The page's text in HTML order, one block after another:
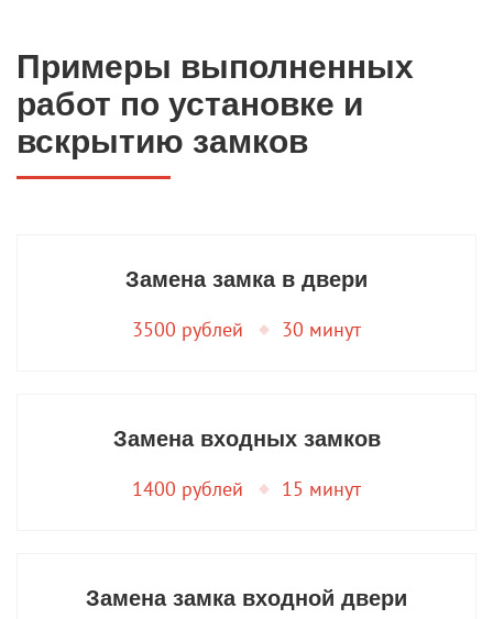
Примеры выполненных
работ по установке и
вскрытию замков
Замена замка в двери
3500 рублей 30 минут
Замена входных замков
1400 рублей 15 минут
Замена замка входной двери